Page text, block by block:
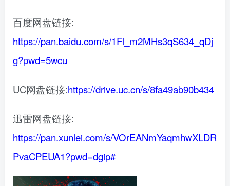
百度网盘链接:
https://pan.baidu.com/s/1Fl_m2MHs3qS634_qDj
g?pwd=5wcu
UC网盘链接:https://drive.uc.cn/s/8fa49ab90b434
迅雷网盘链接:
https://pan.xunlei.com/s/VOrEANmYaqmhwXLDR
PvaCPEUA1?pwd=dgip#